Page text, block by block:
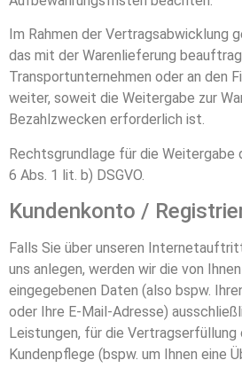
Im Rahmen der Vertragsabwicklung
das mit der Warenlieferung
Transportunternehmen oder an den
weiter, soweit die Weitergabe zur
Bezahlzwecken erforderlich ist.
Rechtsgrundlage für die Weitergabe
6 Abs. 1 lit. b) DSGVO.
Kundenkonto /
Falls Sie über unseren
uns anlegen, werden wir die von
eingegebenen Daten (also bspw.
oder Ihre E-Mail-Adresse)
Leistungen, für die
Kundenpflege (bspw. um Ihnen eine